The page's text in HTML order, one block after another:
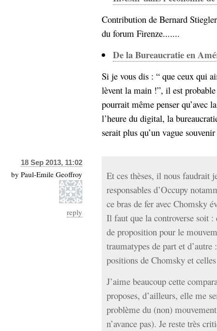
Contribution de Bernard
du forum Firenze.......
De la Bureaucratie en
Si je vous dis : “ que ceux qui
lèvent la main !”, il est
pourrait même penser qu’avec
l’heure du digital, la
serait plus qu’un vague
18 Sep 2013, 11:02
by Paul-Emile Geoffroy
reply
Et ces thèses, il nous faudrait
responsables d’Occupy
ce bras de fer avec Chomsky
Il faut que la controverse soit
de proposition pour le
traumatypes de part et
positions de Chomsky et
J’aime beaucoup cette
proposes, d’ailleurs, elle me
problème du (non)
n’avance pas). Je reste très